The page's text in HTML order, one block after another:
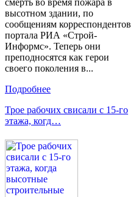
смерть во время пожара в
высотном здании, по
сообщениям корреспондентов
портала РИА «Строй-
Информс». Теперь они
преподносятся как герои
своего поколения в...
Подробнее
Трое рабочих свисали с 15-го
этажа, когд…